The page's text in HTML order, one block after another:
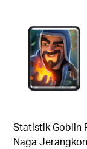
Statistik Goblin
Naga